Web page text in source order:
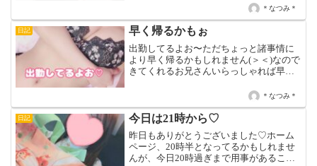
てからこんなにお昼休んだことないから
もう社会復帰できない気がしてきた。笑
そして水曜の...
＊なつみ＊
日記 早く帰るかもぉ
出勤してるよお〜ただちょっと諸事情に
より早く帰るかもしれません(＞＜)なので
きてくれるお兄さんいらっしゃれば早め
撮ってたけど、ありとあらゆる角度から
面白い😂唯一ワンコが...
＊なつみ＊
日記 今日は21時から♡
昨日もありがとうございました♡ホーム
ページ、20時半となってるかもしれませ
んが、今日20時過ぎまで用事があること